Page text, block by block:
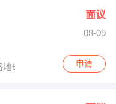
面议
08-09
球村酒店旁
申请